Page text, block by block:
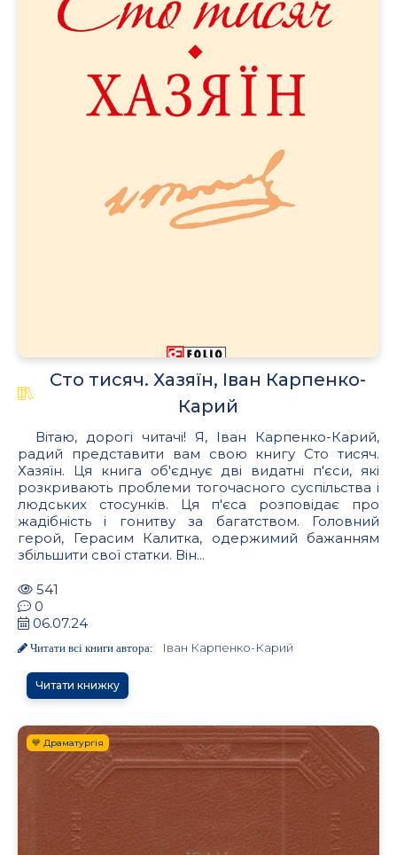
Сто тисяч. Хазяїн, Іван Карпенко-
Карий
Вітаю, дорогі читачі! Я, Іван Карпенко-Карий,
радий представити вам свою книгу Сто тисяч.
Хазяїн. Ця книга об'єднує дві видатні п'єси, які
розкривають проблеми тогочасного суспільства і
людських стосунків. Ця п'єса розповідає про
жадібність і гонитву за багатством. Головний
герой, Герасим Калитка, одержимий бажанням
збільшити свої статки. Він...
541
0
06.07.24
Читати всі книги автора: Іван Карпенко-Карий
Читати книжку
💙 Драматургія